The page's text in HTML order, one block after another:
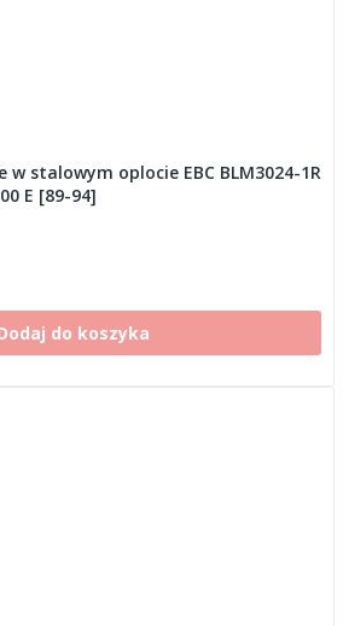
w stalowym oplocie EBC BLM3024-1R
E [89-94]
do koszyka